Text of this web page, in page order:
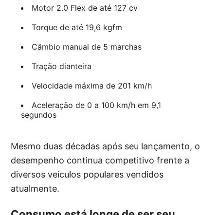
Motor 2.0 Flex de até 127 cv
Torque de até 19,6 kgfm
Câmbio manual de 5 marchas
Tração dianteira
Velocidade máxima de 201 km/h
Aceleração de 0 a 100 km/h em 9,1
segundos
Mesmo duas décadas após seu lançamento, o
desempenho continua competitivo frente a
diversos veículos populares vendidos
atualmente.